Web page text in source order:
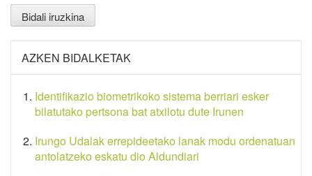
AZKEN BIDALKETAK
Identifikazio biometrikoko sistema berriari esker
bilatutako pertsona bat atxilotu dute Irunen
Irungo Udalak errepideetako lanak modu ordenatuan
antolatzeko eskatu dio Aldundiari